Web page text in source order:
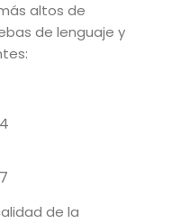
altos de
de lenguaje y
de la